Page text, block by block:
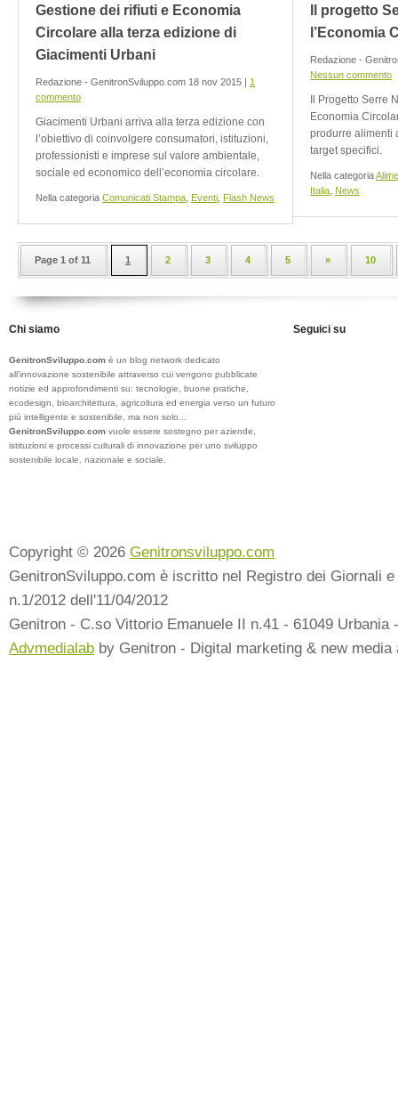
Gestione dei rifiuti e Economia
Circolare alla terza edizione di
Giacimenti Urbani
Redazione - GenitronSviluppo.com 18 nov 2015 | 1
commento
Giacimenti Urbani arriva alla terza edizione con
l’obiettivo di coinvolgere consumatori, istituzioni,
professionisti e imprese sul valore ambientale,
sociale ed economico dell’economia circolare.
Nella categoria Comunicati Stampa Eventi Flash News
Il progetto
l’Economia
Redazione -
Nessun commento
Il Progetto Serre
Economia
produrre alimenti
target specifici.
Nella categoria
Italia News
Page 1 of 11 1 2 3 4 5 » 10
Chi siamo
GenitronSviluppo.com è un blog network dedicato
all’innovazione sostenibile attraverso cui vengono pubblicate
notizie ed approfondimenti su: tecnologie, buone pratiche,
ecodesign, bioarchitettura, agricoltura ed energia verso un futuro
più intelligente e sostenibile, ma non solo...
GenitronSviluppo.com vuole essere sostegno per aziende,
istituzioni e processi culturali di innovazione per uno sviluppo
sostenibile locale, nazionale e sociale.
Seguici su
Copyright © 2026 Genitronsviluppo.com
GenitronSviluppo.com è iscritto nel Registro dei Giornali
n.1/2012 dell'11/04/2012
Genitron - C.so Vittorio Emanuele II n.41 - 61049 Urbania
Advmedialab by Genitron - Digital marketing & new media